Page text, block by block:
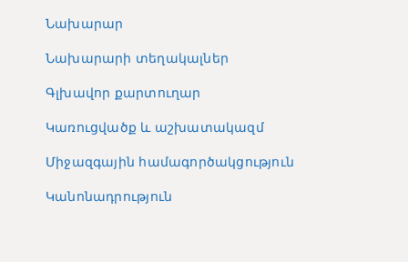
Նախարար
Նախարարի տեղակալներ
Գլխավոր քարտուղար
Կառուցվածք և աշխատակազմ
Միջազգային համագործակցություն
Կանոնադրություն